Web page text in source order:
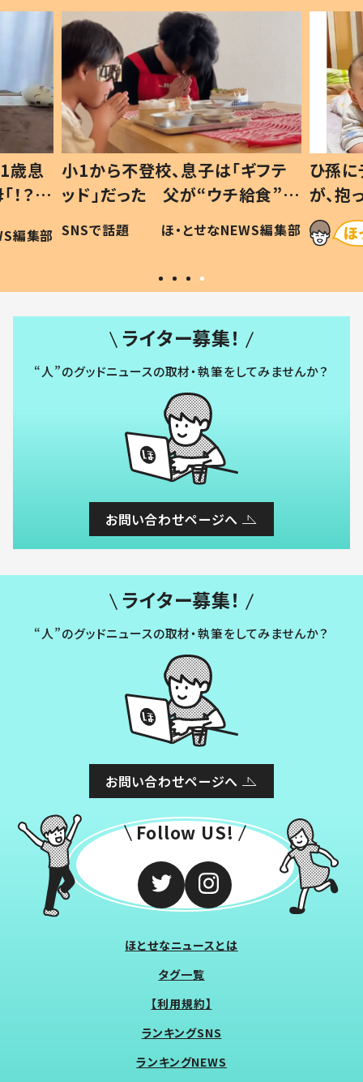
歳息
？」
編集部
小1から不登校、息子は「ギフテ
ッド」だった 父が“ウチ給食”を
作り続ける理由とは #令和の親
#令和の子
SNSで話題 ほ・とせなNEWS編集部
ひ孫
が、
「涙が
い」
ライター募集！
“人”のグッドニュースの取材・執筆をしてみませんか？
お問い合わせページへ
ライター募集！
“人”のグッドニュースの取材・執筆をしてみませんか？
お問い合わせページへ
Follow US!
ほとせなニュースとは
タグ一覧
【利用規約】
ランキングSNS
ランキングNEWS